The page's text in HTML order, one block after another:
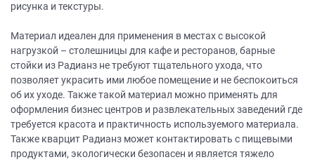
рисунка и текстуры.
Материал идеален для применения в местах с высокой
нагрузкой – столешницы для кафе и ресторанов, барные
стойки из Радианз не требуют тщательного ухода, что
позволяет украсить ими любое помещение и не беспокоиться
об их уходе. Также такой материал можно применять для
оформления бизнес центров и развлекательных заведений где
требуется красота и практичность используемого материала.
Также кварцит Радианз может контактировать с пищевыми
продуктами, экологически безопасен и является тяжело